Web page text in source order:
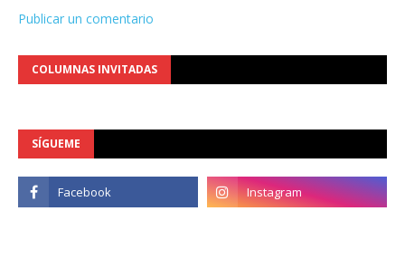
Publicar un comentario
COLUMNAS INVITADAS
SÍGUEME